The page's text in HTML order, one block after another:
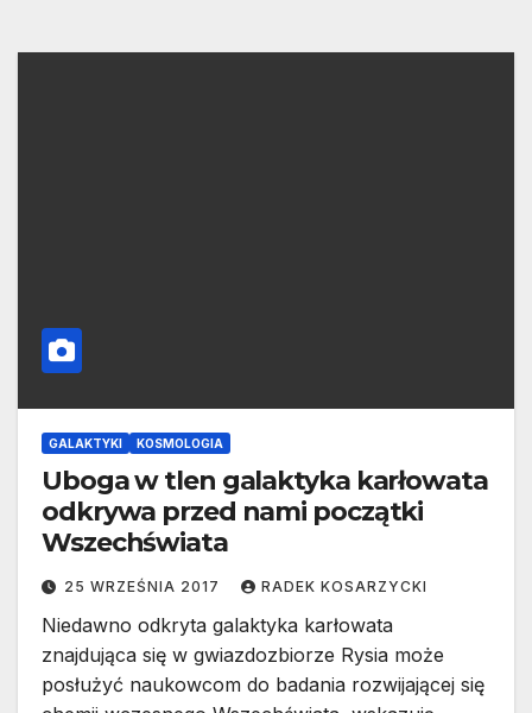
GALAKTYKI KOSMOLOGIA
Uboga w tlen galaktyka karłowata
odkrywa przed nami początki
Wszechświata
25 WRZEŚNIA 2017 RADEK KOSARZYCKI
Niedawno odkryta galaktyka karłowata
znajdująca się w gwiazdozbiorze Rysia może
posłużyć naukowcom do badania rozwijającej się